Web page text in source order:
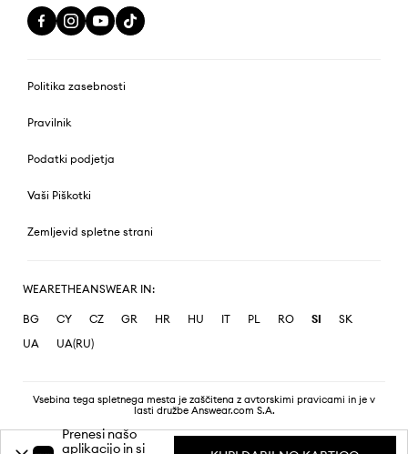
Politika zasebnosti
Pravilnik
Podatki podjetja
Vaši Piškotki
Zemljevid spletne strani
WEARETHEANSWEAR IN:
BG CY CZ GR HR HU IT PL RO SI
SK
UA
UA(RU)
Vsebina tega spletnega mesta je zaščitena z avtorskimi pravicami in je v
lasti družbe Answear.com S.A.
Prenesi našo
aplikacijo in si